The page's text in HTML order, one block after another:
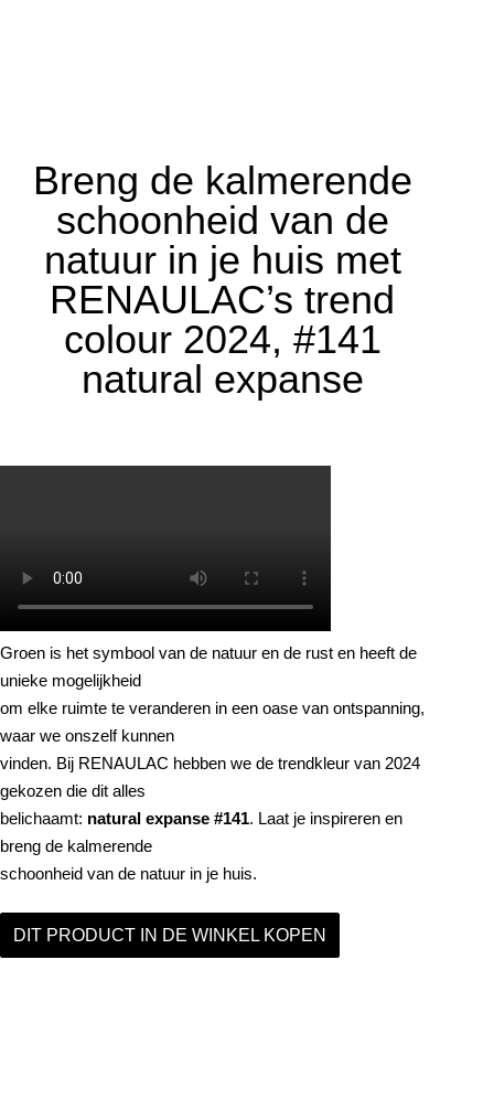
Breng de kalmerende
schoonheid van de
natuur in je huis met
RENAULAC’s trend
colour 2024, #141
natural expanse
Groen is het symbool van de natuur en de rust en heeft de
unieke mogelijkheid
om elke ruimte te veranderen in een oase van ontspanning,
waar we onszelf kunnen
vinden. Bij RENAULAC hebben we de trendkleur van 2024
gekozen die dit alles
belichaamt: natural expanse #141. Laat je inspireren en
breng de kalmerende
schoonheid van de natuur in je huis.
DIT PRODUCT IN DE WINKEL KOPEN